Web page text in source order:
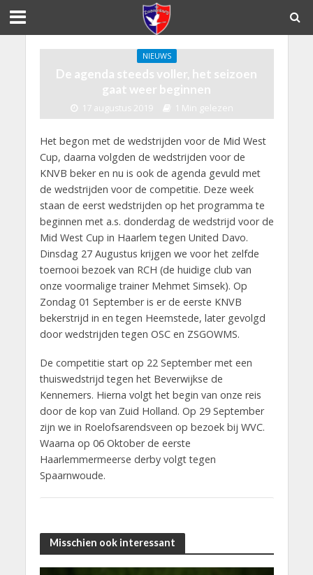
NIEUWS
De agenda steeds voller, het seizoen
gaat weer beginnen
17 augustus 2019 1 Min gelezen
Het begon met de wedstrijden voor de Mid West
Cup, daarna volgden de wedstrijden voor de
KNVB beker en nu is ook de agenda gevuld met
de wedstrijden voor de competitie. Deze week
staan de eerst wedstrijden op het programma te
beginnen met a.s. donderdag de wedstrijd voor de
Mid West Cup in Haarlem tegen United Davo.
Dinsdag 27 Augustus krijgen we voor het zelfde
toernooi bezoek van RCH (de huidige club van
onze voormalige trainer Mehmet Simsek). Op
Zondag 01 September is er de eerste KNVB
bekerstrijd in en tegen Heemstede, later gevolgd
door wedstrijden tegen OSC en ZSGOWMS.
De competitie start op 22 September met een
thuiswedstrijd tegen het Beverwijkse de
Kennemers. Hierna volgt het begin van onze reis
door de kop van Zuid Holland. Op 29 September
zijn we in Roelofsarendsveen op bezoek bij WVC.
Waarna op 06 Oktober de eerste
Haarlemmermeerse derby volgt tegen
Spaarnwoude.
Misschien ook interessant